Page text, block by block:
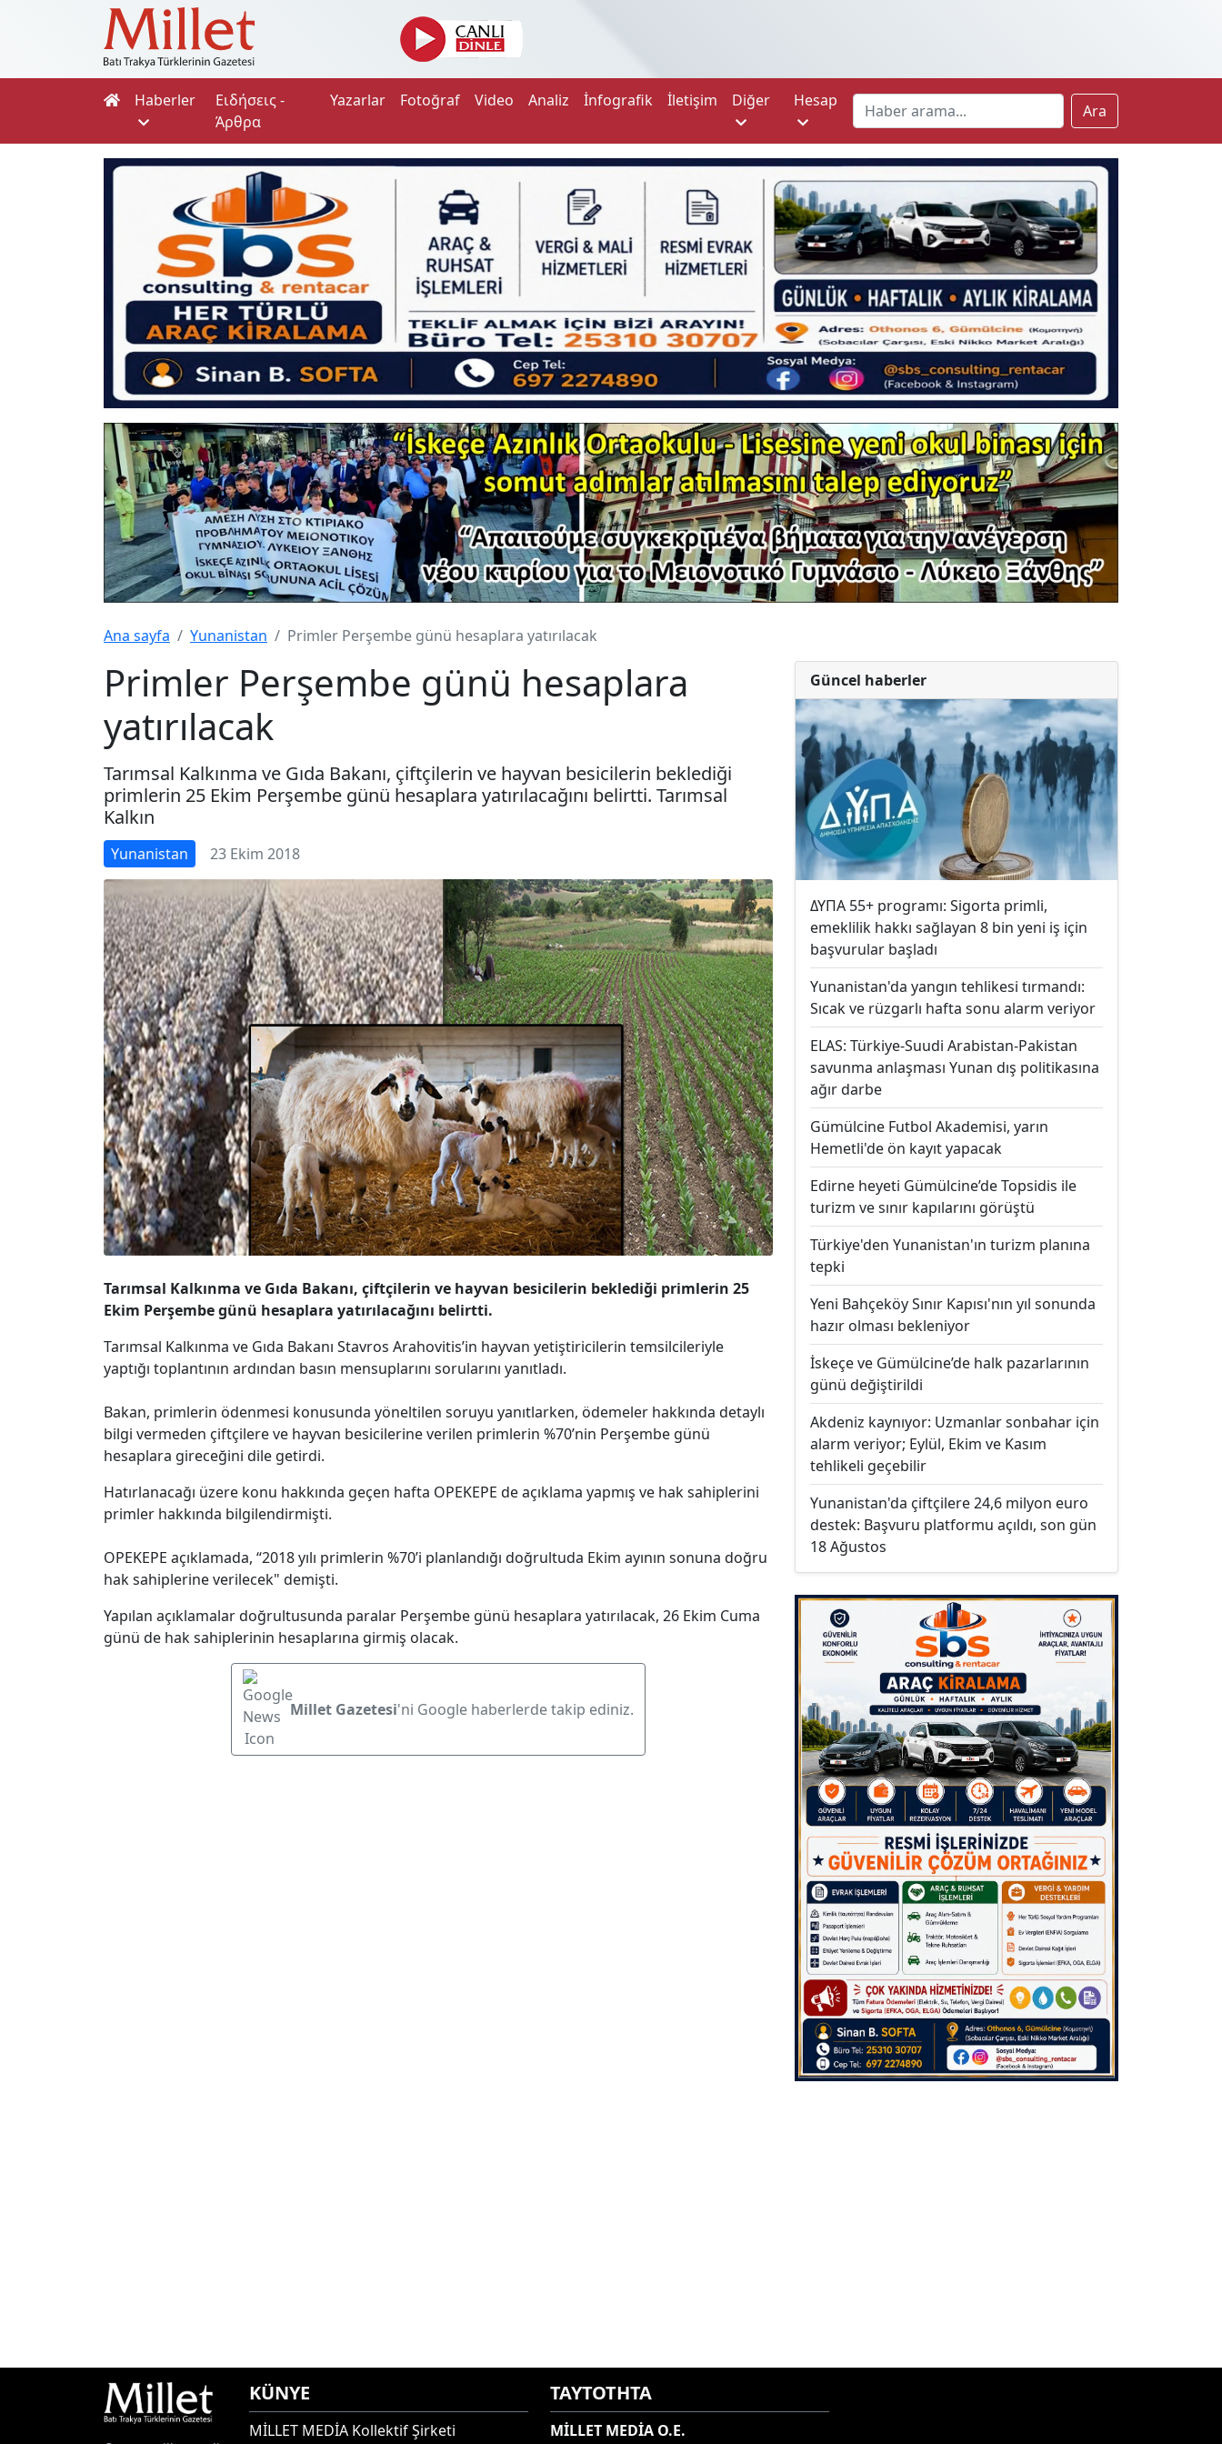
Haberler
Ειδήσεις -
Άρθρα
Yazarlar Fotoğraf Video Analiz İnfografik İletişim Diğer Hesap
Ara
Ana sayfa Yunanistan Primler Perşembe günü hesaplara yatırılacak
Primler Perşembe günü hesaplara
yatırılacak
Tarımsal Kalkınma ve Gıda Bakanı, çiftçilerin ve hayvan besicilerin beklediği
primlerin 25 Ekim Perşembe günü hesaplara yatırılacağını belirtti. Tarımsal
Kalkın
Yunanistan 23 Ekim 2018
Tarımsal Kalkınma ve Gıda Bakanı, çiftçilerin ve hayvan besicilerin beklediği primlerin 25
Ekim Perşembe günü hesaplara yatırılacağını belirtti.
Tarımsal Kalkınma ve Gıda Bakanı Stavros Arahovitis’in hayvan yetiştiricilerin temsilcileriyle
yaptığı toplantının ardından basın mensuplarını sorularını yanıtladı.
Bakan, primlerin ödenmesi konusunda yöneltilen soruyu yanıtlarken, ödemeler hakkında detaylı
bilgi vermeden çiftçilere ve hayvan besicilerine verilen primlerin %70’nin Perşembe günü
hesaplara gireceğini dile getirdi.
Hatırlanacağı üzere konu hakkında geçen hafta OPEKEPE de açıklama yapmış ve hak sahiplerini
primler hakkında bilgilendirmişti.
OPEKEPE açıklamada, “2018 yılı primlerin %70’i planlandığı doğrultuda Ekim ayının sonuna doğru
hak sahiplerine verilecek" demişti.
Yapılan açıklamalar doğrultusunda paralar Perşembe günü hesaplara yatırılacak, 26 Ekim Cuma
günü de hak sahiplerinin hesaplarına girmiş olacak.
Millet Gazetesi'ni Google haberlerde takip ediniz.
Güncel haberler
ΔΥΠΑ 55+ programı: Sigorta primli,
emeklilik hakkı sağlayan 8 bin yeni iş için
başvurular başladı
Yunanistan'da yangın tehlikesi tırmandı:
Sıcak ve rüzgarlı hafta sonu alarm veriyor
ELAS: Türkiye-Suudi Arabistan-Pakistan
savunma anlaşması Yunan dış politikasına
ağır darbe
Gümülcine Futbol Akademisi, yarın
Hemetli'de ön kayıt yapacak
Edirne heyeti Gümülcine’de Topsidis ile
turizm ve sınır kapılarını görüştü
Türkiye'den Yunanistan'ın turizm planına
tepki
Yeni Bahçeköy Sınır Kapısı'nın yıl sonunda
hazır olması bekleniyor
İskeçe ve Gümülcine’de halk pazarlarının
günü değiştirildi
Akdeniz kaynıyor: Uzmanlar sonbahar için
alarm veriyor; Eylül, Ekim ve Kasım
tehlikeli geçebilir
Yunanistan'da çiftçilere 24,6 milyon euro
destek: Başvuru platformu açıldı, son gün
18 Ağustos
KÜNYE
MİLLET MEDİA Kollektif Şirketi
ΤΑΥΤΟΤΗΤΑ
MİLLET MEDİA O.E.